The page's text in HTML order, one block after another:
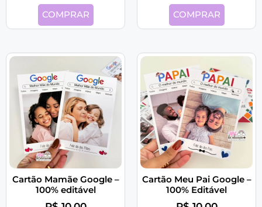
COMPRAR COMPRAR
Cartão Mamãe Google –
100% editável
Cartão Meu Pai Google –
100% Editável